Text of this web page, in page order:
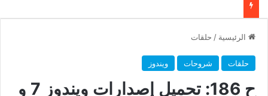
الرئيسية / حلقات
حلقات شروحات ويندوز
ح 186: تحميل إصدارات ويندوز 7 و